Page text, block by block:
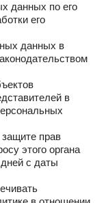
данных по его
его
данных в
в
прав
этого органа
с даты